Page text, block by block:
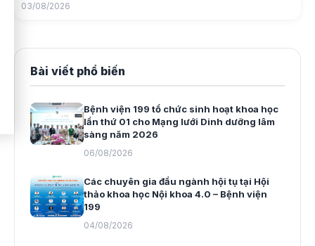
03/08/2026
Bài viết phổ biến
Bệnh viện 199 tổ chức sinh hoạt khoa học
lần thứ 01 cho Mạng lưới Dinh dưỡng lâm
sàng năm 2026
06/08/2026
Các chuyên gia đầu ngành hội tụ tại Hội
thảo khoa học Nội khoa 4.0 – Bệnh viện
199
04/08/2026